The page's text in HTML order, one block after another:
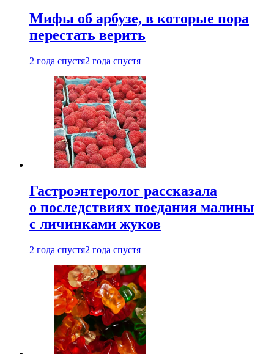
Мифы об арбузе, в которые пора
перестать верить
2 года спустя2 года спустя
Гастроэнтеролог рассказала
о последствиях поедания малины
с личинками жуков
2 года спустя2 года спустя